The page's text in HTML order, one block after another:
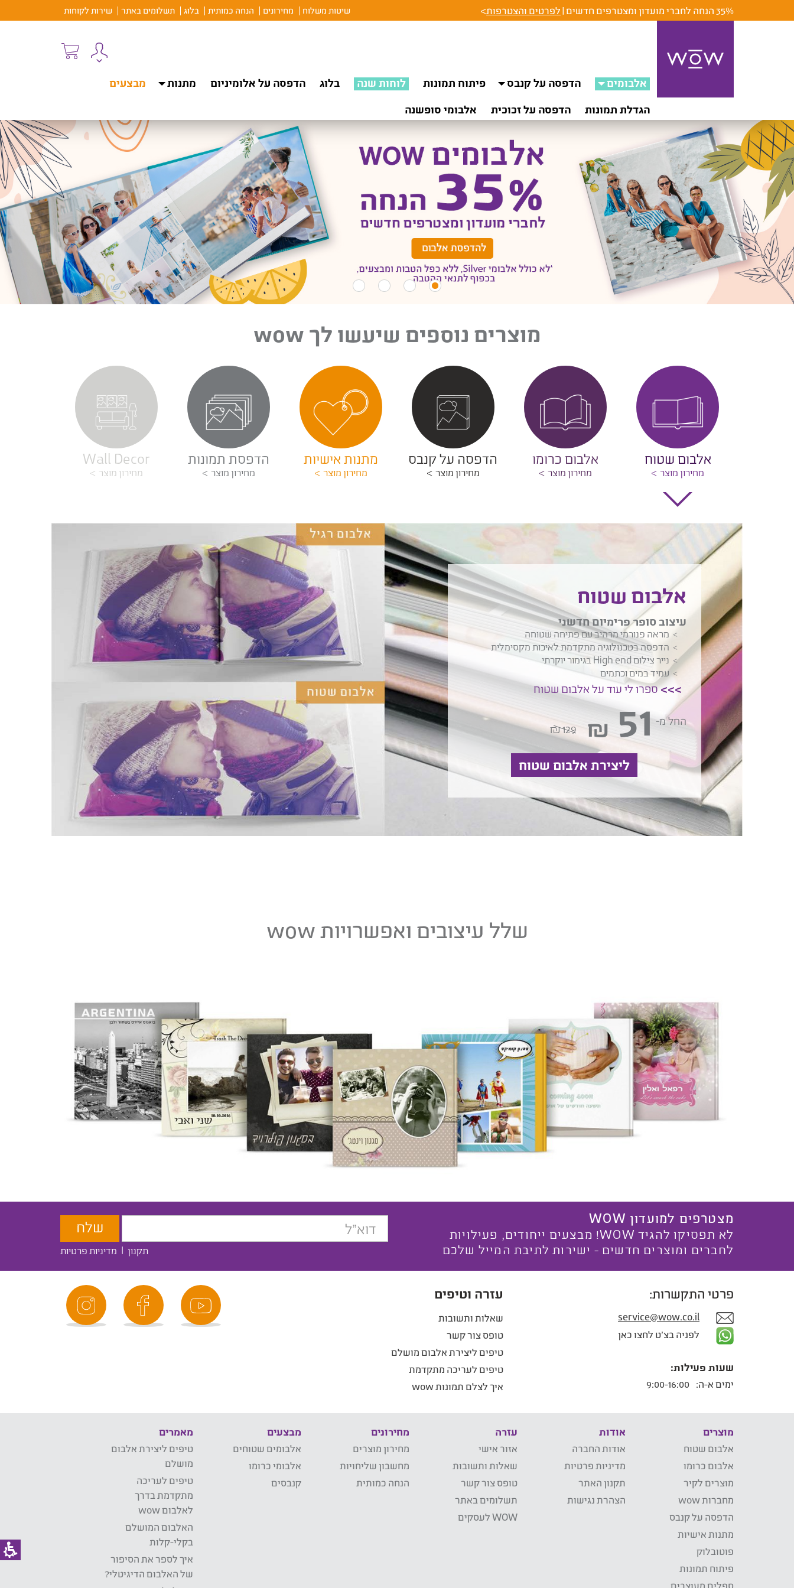
על
מוצרים|
wow
35% הנחה לחברי מועדון ומצטרפים חדשים | לפרטים והצטרפות> שיטות משלוח מחירונים הנחה כמותית בלוג תשלומים באתר שירות לקוחות
אלבומים הדפסה על קנבס פיתוח תמונות לוחות שנה בלוג הדפסה על אלומיניום מתנות
מבצעים
הגדלת תמונות
הדפסה על זכוכית אלבומי סופשנה
מוצרים נוספים שיעשו לך wow
אלבום שטוח
מחירון מוצר
אלבום כרומו
מחירון מוצר
הדפסה על קנבס
מחירון מוצר
מתנות אישיות
מחירון מוצר
הדפסת תמונות
מחירון מוצר
Wall Decor
מחירון מוצר
אלבום שטוח
עיצוב סופר פרימיום חדשני
מראה פנורמי מרהיב עם פתיחה שטוחה
הדפסה בטכנולוגיה מתקדמת לאיכות מקסימלית
נייר צילום High end בגימור יוקרתי
עמיד במים וכתמים
ספרו לי עוד על אלבום שטוח
החל מ- 51
₪
129 ₪
ליצירת אלבום שטוח
שלל עיצובים ואפשרויות wow
מצטרפים למועדון WOW
לא תפסיקו להגיד WOW! מבצעים ייחודים, פעילויות
לחברים ומוצרים חדשים - ישירות לתיבת המייל שלכם
תקנון | מדיניות פרטיות
פרטי התקשרות:
service@wow.co.il
לפניה בצ'ט לחצו כאן
שעות פעילות:
ימים א-ה:
עזרה וטיפים
שאלות ותשובות
טופס צור קשר
טיפים ליצירת אלבום מושלם
טיפים לעריכה מתקדמת
איך לצלם תמונות wow
מוצרים
אלבום שטוח
אלבום כרומו
מוצרים לקיר
מחברות wow
הדפסה על קנבס
מתנות אישיות
פוטובלוק
פיתוח תמונות
ספלים מעוצבים
אודות
אודות החברה
מדיניות פרטיות
תקנון האתר
הצהרת נגישות
עזרה
אזור אישי
שאלות ותשובות
טופס צור קשר
תשלומים באתר
WOW לעסקים
מחירונים
מחירון מוצרים
מחשבון שליחויות
הנחה כמותית
מבצעים
אלבומים שטוחים
אלבומי כרומו
קנבסים
מאמרים
טיפים ליצירת אלבום
מושלם
טיפים לעריכה
מתקדמת בדרך
לאלבום wow
האלבום המושלם
בקלי-קלות
איך לספר את הסיפור
של האלבום הדיגיטלי?